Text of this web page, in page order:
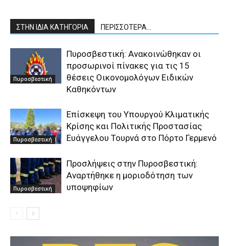
ΣΤΗΝ ΙΔΙΑ ΚΑΤΗΓΟΡΙΑ ΠΕΡΙΣΣΟΤΕΡΑ...
Πυροσβεστική
Πυροσβεστική: Ανακοινώθηκαν οι
προσωρινοί πίνακες για τις 15
θέσεις Οικονομολόγων Ειδικών
Καθηκόντων
Πυροσβεστική
Επίσκεψη του Υπουργού Κλιματικής
Κρίσης και Πολιτικής Προστασίας
Ευάγγελου Τουρνά στο Πόρτο Γερμενό
Πυροσβεστική
Προσλήψεις στην Πυροσβεστική:
Αναρτήθηκε η μοριοδότηση των
υποψηφίων